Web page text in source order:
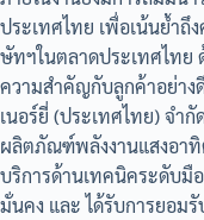
ประเทศไทย เพื่อเน้นย้ำถึ
ษัทฯในตลาดประเทศไทย
ความสำคัญกับลูกค้าอย่าง
เนอร์ยี่ (ประเทศไทย) จำ
ผลิตภัณฑ์พลังงานแสงอา
บริการด้านเทคนิคระดับมื
มั่นคง และ ได้รับการยอม